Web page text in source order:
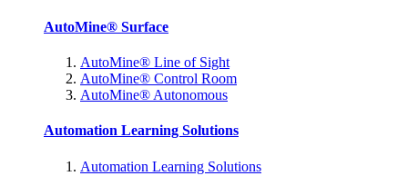
AutoMine® Surface
AutoMine® Line of Sight
AutoMine® Control Room
AutoMine® Autonomous
Automation Learning Solutions
Automation Learning Solutions